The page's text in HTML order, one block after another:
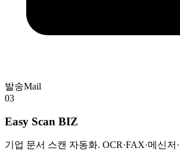
발송Mail
03
Easy Scan BIZ
기업 문서 스캔 자동화. OCR·FAX·메신저